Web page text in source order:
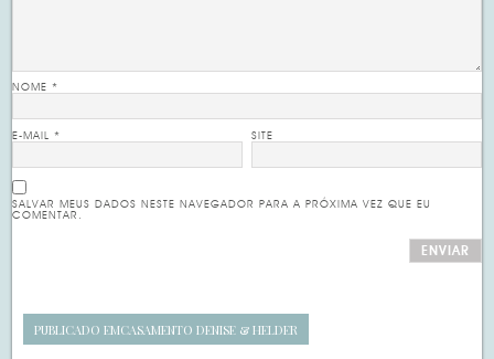
NOME*
E-MAIL* SITE
SALVAR MEUS DADOS NESTE NAVEGADOR PARA A PRÓXIMA VEZ QUE EU
COMENTAR.
PUBLICADO EMCASAMENTO DENISE & HELDER